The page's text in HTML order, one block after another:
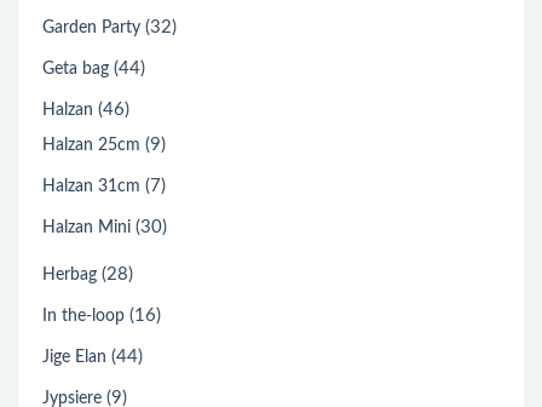
Garden Party (32)
Geta bag (44)
Halzan (46)
Halzan 25cm (9)
Halzan 31cm (7)
Halzan Mini (30)
Herbag (28)
In the-loop (16)
Jige Elan (44)
Jypsiere (9)